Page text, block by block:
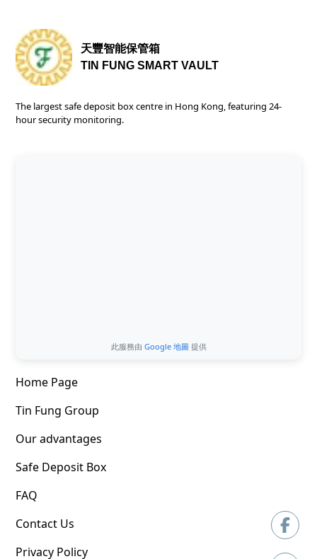
天豐智能保管箱
TIN FUNG SMART VAULT
The largest safe deposit box centre in Hong Kong, featuring 24-
hour security monitoring.
此服務由 Google 地圖 提供
Home Page
Tin Fung Group
Our advantages
Safe Deposit Box
FAQ
Contact Us
Privacy Policy